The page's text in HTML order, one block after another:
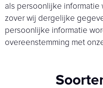
als persoonlijke informatie
zover wij dergelijke
persoonlijke informatie
overeenstemming met